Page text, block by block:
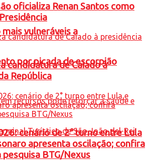
mais vulneráveis a
por picada de escorpião
oficializa Renan Santos como
candidatura de Caiado à
República
cenário de 2° turno entre Lula
apresenta oscilação; confira
BTG/Nexus